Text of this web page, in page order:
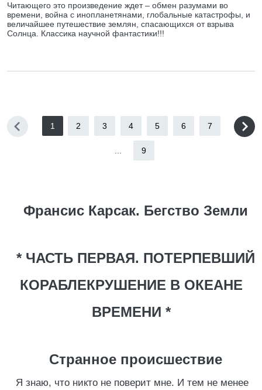
Читающего это произведение ждет – обмен разумами во
времени, война с инопланетянами, глобальные катастрофы, и
величайшее путешествие землян, спасающихся от взрыва
Солнца. Классика научной фантастики!!!
1 2 3 4 5 6 7
9
Франсис Карсак. Бегство Земли
* ЧАСТЬ ПЕРВАЯ. ПОТЕРПЕВШИЙ
КОРАБЛЕКРУШЕНИЕ В ОКЕАНЕ
ВРЕМЕНИ *
Странное происшествие
Я знаю, что никто не поверит мне. И тем не менее